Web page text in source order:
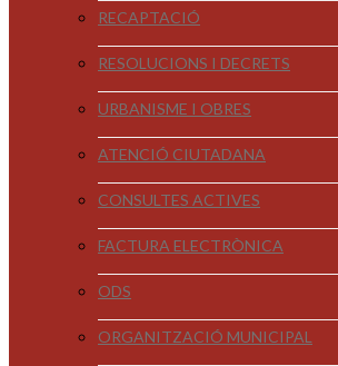
RECAPTACIÓ
RESOLUCIONS I DECRETS
URBANISME I OBRES
ATENCIÓ CIUTADANA
CONSULTES ACTIVES
FACTURA ELECTRÒNICA
ODS
ORGANITZACIÓ MUNICIPAL